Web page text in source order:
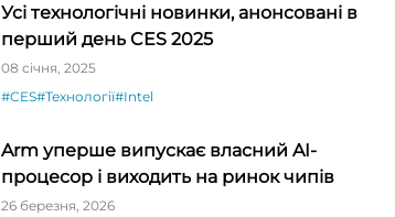
Усі технологічні новинки, анонсовані в
перший день CES 2025
08 січня, 2025
#CES#Технології#Intel
Arm уперше випускає власний AI-
процесор і виходить на ринок чипів
26 березня, 2026